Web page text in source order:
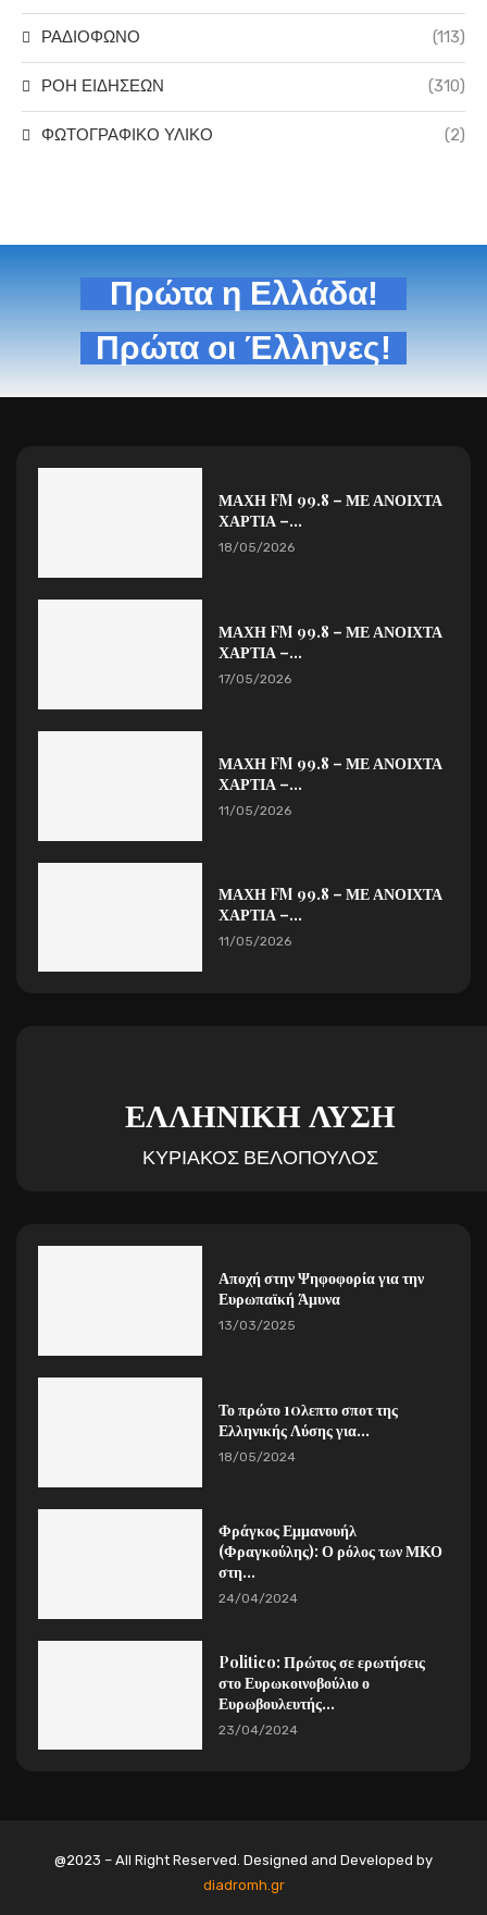
ΡΑΔΙΟΦΩΝΟ (113)
ΡΟΗ ΕΙΔΗΣΕΩΝ (310)
ΦΩΤΟΓΡΑΦΙΚΟ ΥΛΙΚΟ (2)
Πρώτα η Ελλάδα!
Πρώτα οι Έλληνες!
ΜΑΧΗ FM 99.8 – ΜΕ ΑΝΟΙΧΤΑ
ΧΑΡΤΙΑ –...
18/05/2026
ΜΑΧΗ FM 99.8 – ΜΕ ΑΝΟΙΧΤΑ
ΧΑΡΤΙΑ –...
17/05/2026
ΜΑΧΗ FM 99.8 – ΜΕ ΑΝΟΙΧΤΑ
ΧΑΡΤΙΑ –...
11/05/2026
ΜΑΧΗ FM 99.8 – ΜΕ ΑΝΟΙΧΤΑ
ΧΑΡΤΙΑ –...
11/05/2026
ΕΛΛΗΝΙΚΗ ΛΥΣΗ
ΚΥΡΙΑΚΟΣ ΒΕΛΟΠΟΥΛΟΣ
Αποχή στην Ψηφοφορία για την
Ευρωπαϊκή Άμυνα
13/03/2025
Το πρώτο 10λεπτο σποτ της
Ελληνικής Λύσης για...
18/05/2024
Φράγκος Εμμανουήλ
(Φραγκούλης): Ο ρόλος των ΜΚΟ
στη...
24/04/2024
Politico: Πρώτος σε ερωτήσεις
στο Ευρωκοινοβούλιο ο
Ευρωβουλευτής...
23/04/2024
@2023 – All Right Reserved. Designed and Developed by
diadromh.gr